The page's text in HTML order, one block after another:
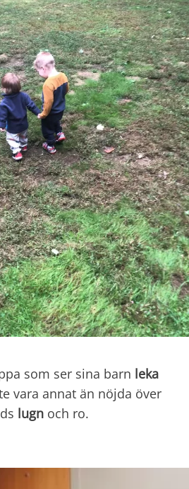
som ser sina barn leka
vara annat än nöjda över
lugn och ro.